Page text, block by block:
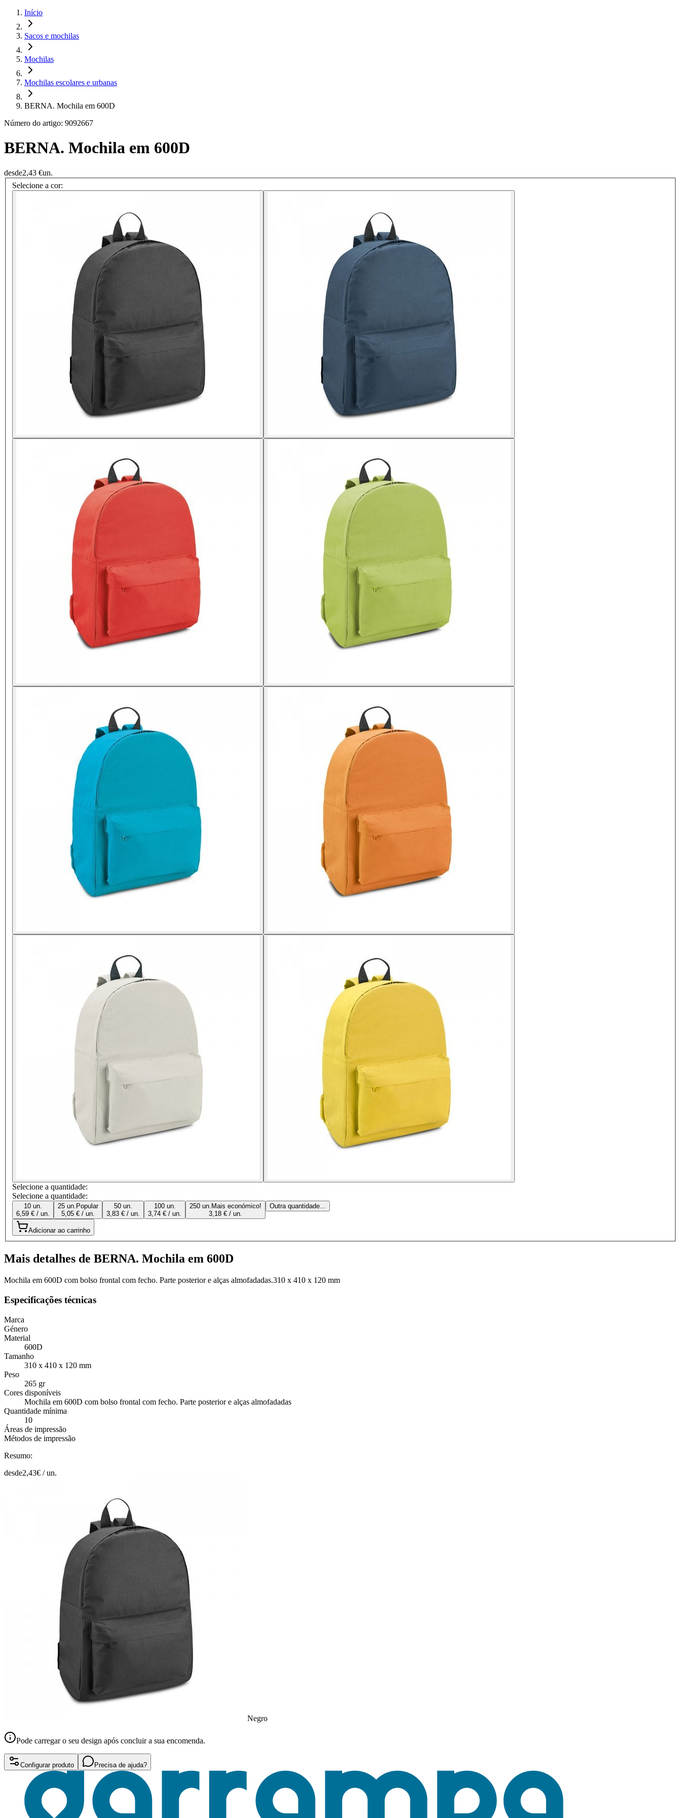
Início
Sacos e mochilas
Mochilas
Mochilas escolares e urbanas
BERNA. Mochila em 600D
Número do artigo: 9092667
BERNA. Mochila em 600D
desde2,43 €un.
Selecione a cor:
Selecione a quantidade:
Selecione a quantidade:
10 un.
6,59 € / un.
25 un. Popular
5,05 € / un.
50 un.
3,83 € / un.
100 un.
3,74 € / un.
250 un. Mais económico!
3,18 € / un.
Outra quantidade...
Adicionar ao carrinho
Mais detalhes de BERNA. Mochila em 600D
Mochila em 600D com bolso frontal com fecho. Parte posterior e alças almofadadas.310 x 410 x 120 mm
Especificações técnicas
Marca
Género
Material
600D
Tamanho
310 x 410 x 120 mm
Peso
265 gr
Cores disponíveis
Mochila em 600D com bolso frontal com fecho. Parte posterior e alças almofadadas
Quantidade mínima
10
Áreas de impressão
Métodos de impressão
Resumo:
desde2,43€ /un.
Negro
Pode carregar o seu design após concluir a sua encomenda.
Configurar produto Precisa de ajuda?